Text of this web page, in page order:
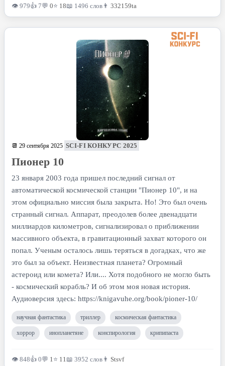
👁 979👍 7💬 0⭐ 18📖 1496 слов 👨 332159ta
📆 29 сентября 2025 SCI-FI КОНКУРС 2025
Пионер 10
23 января 2003 года пришел последний сигнал от
автоматической космической станции "Пионер 10", и на
этом официально миссия была закрыта. Но! Это был очень
странный сигнал. Аппарат, преодолев более двенадцати
миллиардов километров, сигнализировал о приближении
массивного объекта, в гравитационный захват которого он
попал. Ученым осталось лишь теряться в догадках, что же
это был за объект. Неизвестная планета? Огромный
астероид или комета? Или.... Хотя подобного не могло быть
- космический корабль? И об этом моя новая история.
Аудиоверсия здесь: https://knigavuhe.org/book/pioner-10/
научная фантастика триллер космическая фантастика
хоррор инопланетяне конспирология крипипаста
👁 848👍 0💬 1⭐ 11📖 3952 слов 👨 Stsvf